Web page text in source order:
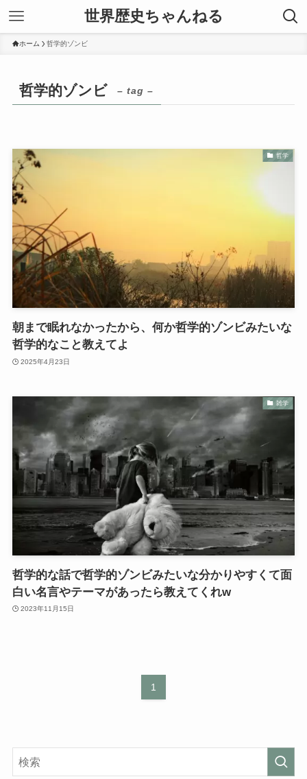
世界歴史ちゃんねる
ホーム 哲学的ゾンビ
哲学的ゾンビ – tag –
哲学
朝まで眠れなかったから、何か哲学的ゾンビみたいな
哲学的なこと教えてよ
2025年4月23日
雑学
哲学的な話で哲学的ゾンビみたいな分かりやすくて面
白い名言やテーマがあったら教えてくれw
2023年11月15日
1